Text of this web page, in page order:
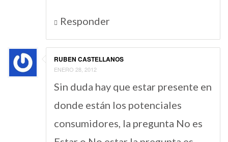
Responder
RUBEN CASTELLANOS
ENERO 28, 2012
Sin duda hay que estar presente en
donde están los potenciales
consumidores, la pregunta No es